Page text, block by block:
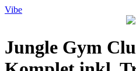
Vibe
Jungle Gym